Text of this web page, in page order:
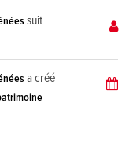
suit
a créé